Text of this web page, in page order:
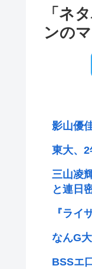
「ネ
ンの
影山優
東大、
三山凌
と連日
『ラ
なんG
BSSエ